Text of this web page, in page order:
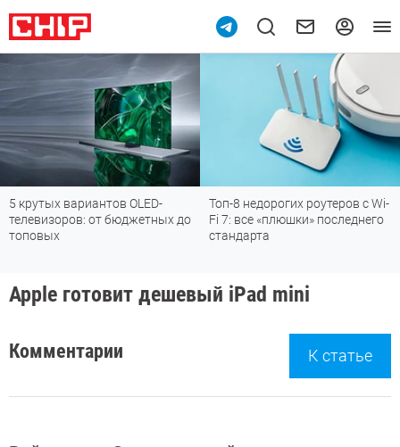
5 крутых вариантов OLED-
телевизоров: от бюджетных до
топовых
Топ-8 недорогих роутеров с Wi-
Fi 7: все «плюшки» последнего
стандарта
Apple готовит дешевый iPad mini
Комментарии К статье